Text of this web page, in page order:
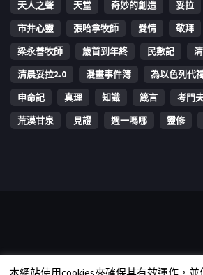
天人之聲
天堂 奇妙的創造 妥拉
市井心靈
張哈拿牧師 愛情 敬拜
梁永善牧師
歳首到年終 民數記
清晨妥拉2.0
漫畫事件簿 為以色列代
申命記
真理 知識 箴言 考門
荒漠甘泉
見證 週一嗎哪 靈修